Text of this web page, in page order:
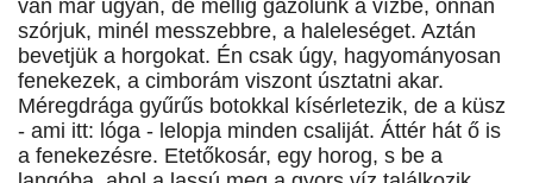
van már ugyan, de mellig gázolunk a vízbe, onnan
szórjuk, minél messzebbre, a haleleséget. Aztán
bevetjük a horgokat. Én csak úgy, hagyományosan
fenekezek, a cimborám viszont úsztatni akar.
Méregdrága gyűrűs botokkal kísérletezik, de a küsz
- ami itt: lóga - lelopja minden csaliját. Áttér hát ő is
a fenekezésre. Etetőkosár, egy horog, s be a